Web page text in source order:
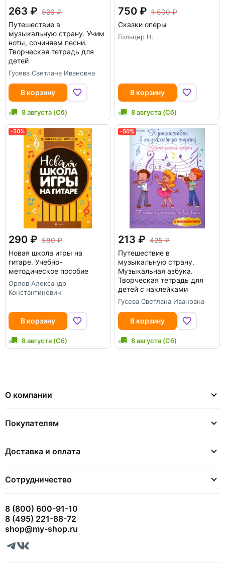
263
526
Путешествие в
музыкальную страну. Учим
ноты, сочиняем песни.
Творческая тетрадь для
детей
Гусева Светлана Ивановна
В корзину
8 августа (Сб)
750
1 500
Сказки оперы
Гольцер Н.
В корзину
8 августа (Сб)
-50%
290
580
Новая школа игры на
гитаре. Учебно-
методическое пособие
Орлов Александр
Константинович
В корзину
8 августа (Сб)
-50%
213
425
Путешествие в
музыкальную страну.
Музыкальная азбука.
Творческая тетрадь для
детей с наклейками
Гусева Светлана Ивановна
В корзину
8 августа (Сб)
О компании
Покупателям
Доставка и оплата
Сотрудничество
8 (800) 600-91-10
8 (495) 221-88-72
shop@my-shop.ru